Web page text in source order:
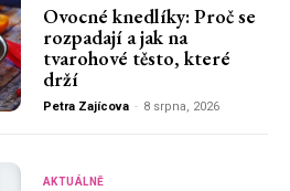
Ovocné knedlíky: Proč se
rozpadají a jak na
tvarohové těsto, které
drží
Petra Zajícova - 8 srpna, 2026
AKTUÁLNĚ